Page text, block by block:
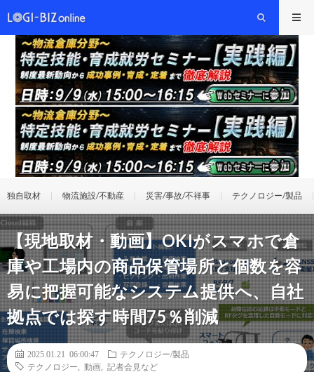
独自取材 物流施設/不動産 災害/事故/不祥事 テクノロジー/製品
【現地取材・動画】OKIがスマホで倉
庫や工場内の商品保管場所と個数を容
易に把握可能なシステム提供へ、自社
拠点では探す時間75％削減
2025.01.21 06:00:47
テクノロジー/製品
テクノロジー
動画 記者会見など